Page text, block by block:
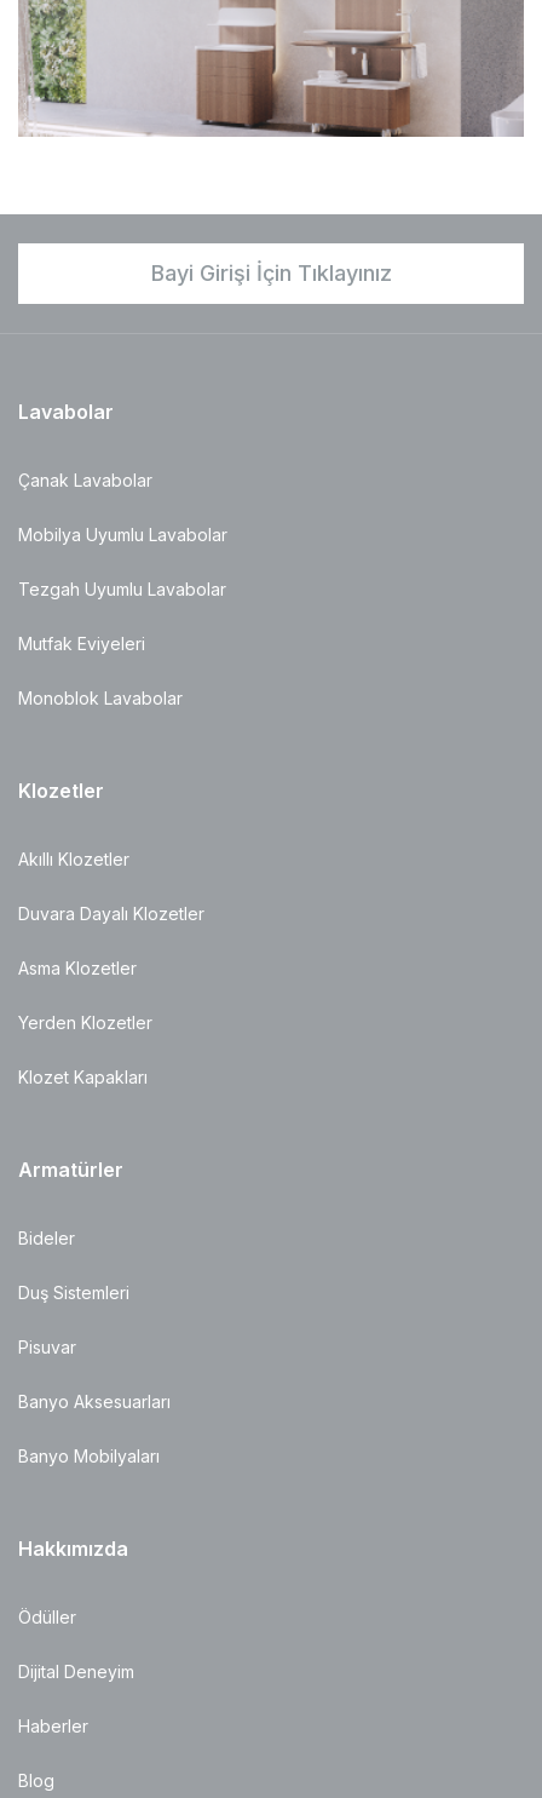
Bayi Girişi İçin Tıklayınız
Lavabolar
Çanak Lavabolar
Mobilya Uyumlu Lavabolar
Tezgah Uyumlu Lavabolar
Mutfak Eviyeleri
Monoblok Lavabolar
Klozetler
Akıllı Klozetler
Duvara Dayalı Klozetler
Asma Klozetler
Yerden Klozetler
Klozet Kapakları
Armatürler
Bideler
Duş Sistemleri
Pisuvar
Banyo Aksesuarları
Banyo Mobilyaları
Hakkımızda
Ödüller
Dijital Deneyim
Haberler
Blog